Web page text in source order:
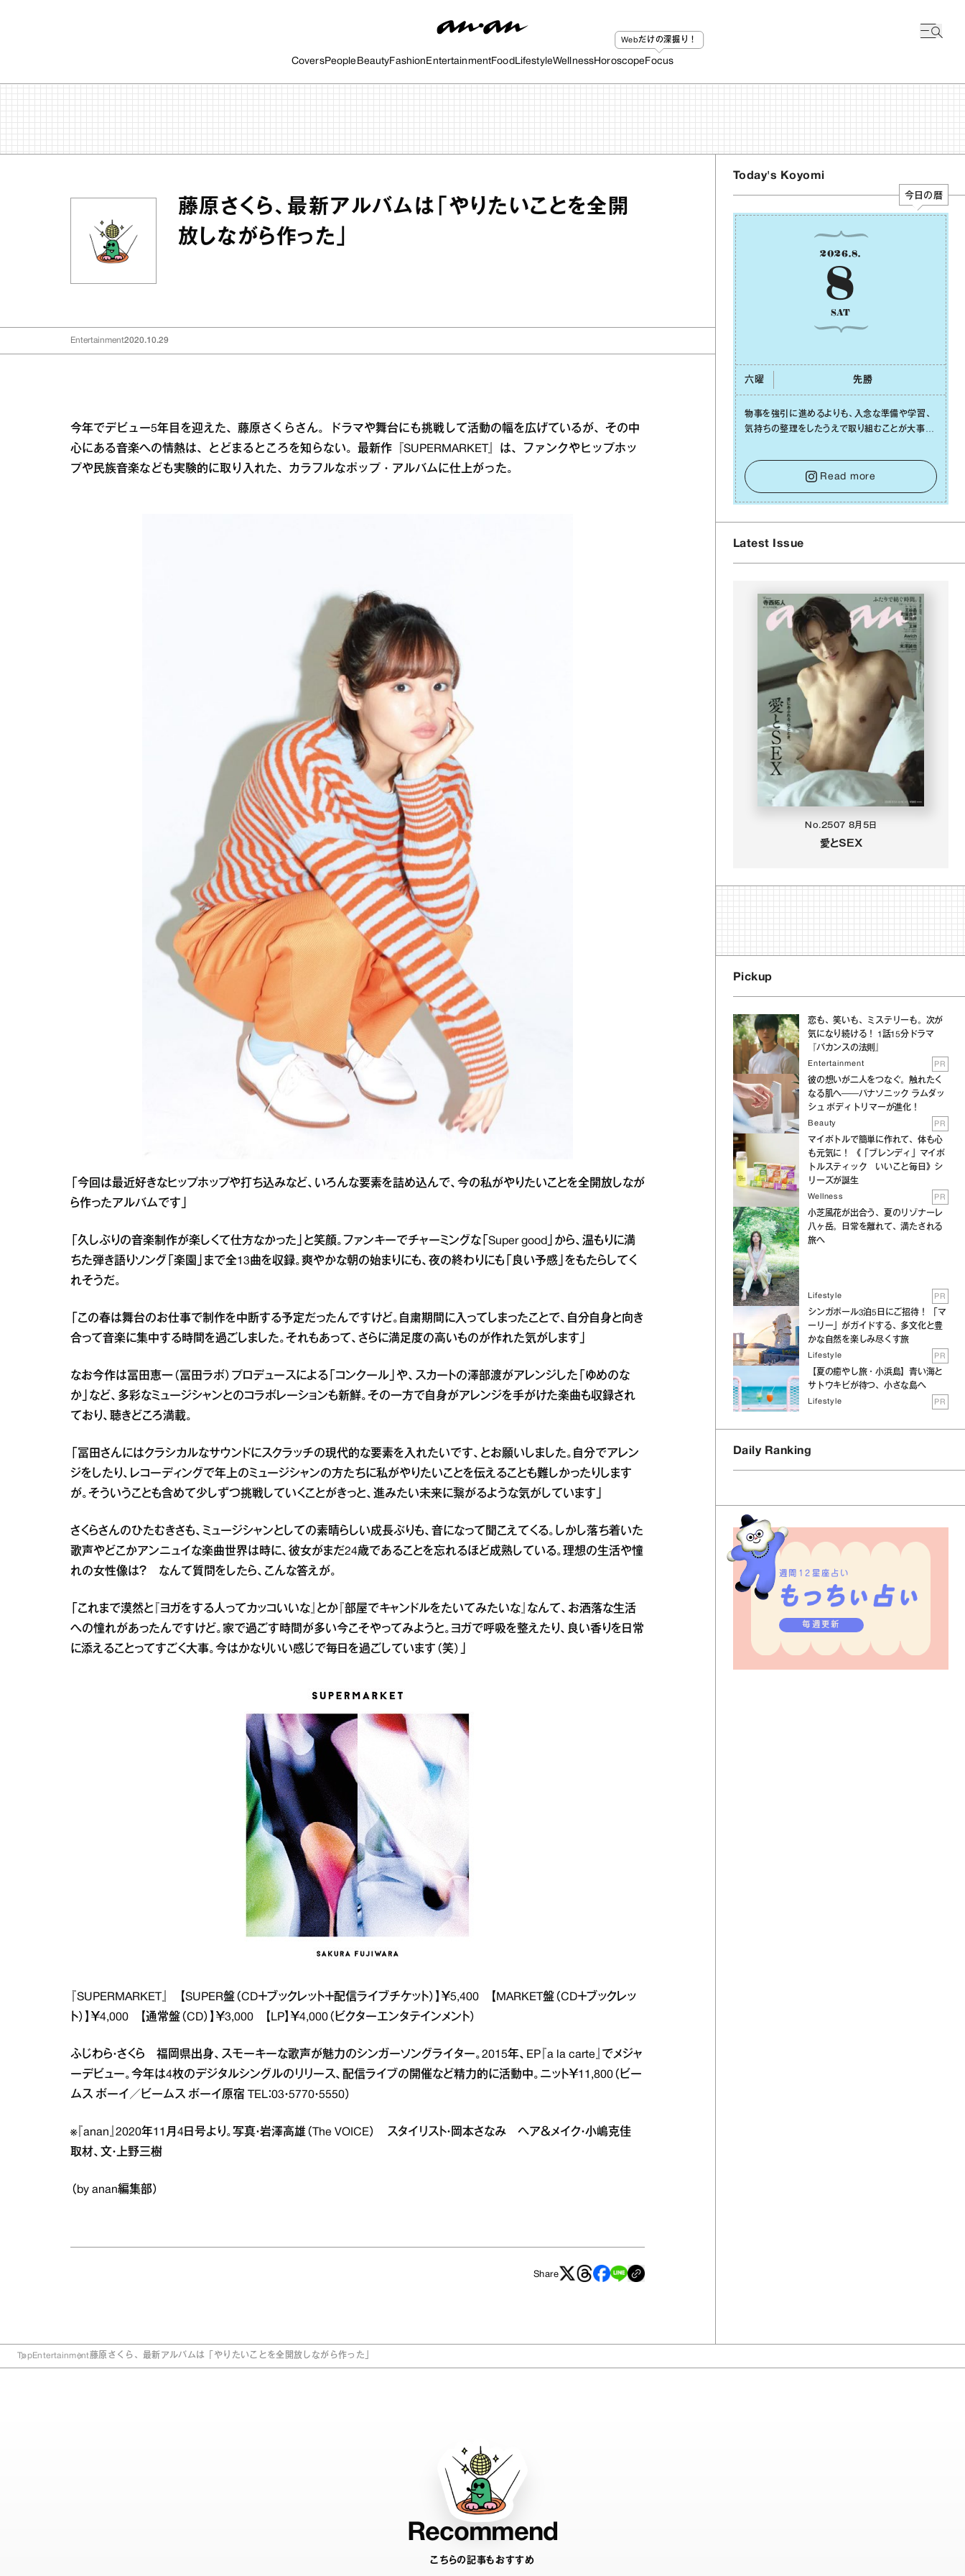
CoversPeople BeautyFashion EntertainmentFood LifestyleWellnessHoroscope
Webだけの深掘り！
Focus
藤原さくら、最新アルバムは「やりたいことを全開
放しながら作った」
Entertainment2020.10.29
今年でデビュー5年目を迎えた、藤原さくらさん。ドラマや舞台にも挑戦して活動の幅を広げているが、その中
心にある音楽への情熱は、とどまるところを知らない。最新作『SUPERMARKET』は、ファンクやヒップホッ
プや民族音楽なども実験的に取り入れた、カラフルなポップ・アルバムに仕上がった。
「今回は最近好きなヒップホップや打ち込みなど、いろんな要素を詰め込んで、今の私がやりたいことを全開放しなが
ら作ったアルバムです」
「久しぶりの音楽制作が楽しくて仕方なかった」と笑顔。ファンキーでチャーミングな「Super good」から、温もりに満
ちた弾き語りソング「楽園」まで全13曲を収録。爽やかな朝の始まりにも、夜の終わりにも「良い予感」をもたらしてく
れそうだ。
「この春は舞台のお仕事で制作を中断する予定だったんですけど。自粛期間に入ってしまったことで、自分自身と向き
合って音楽に集中する時間を過ごしました。それもあって、さらに満足度の高いものが作れた気がします」
なお今作は冨田恵一（冨田ラボ）プロデュースによる「コンクール」や、スカートの澤部渡がアレンジした「ゆめのな
か」など、多彩なミュージシャンとのコラボレーションも新鮮。その一方で自身がアレンジを手がけた楽曲も収録され
ており、聴きどころ満載。
「冨田さんにはクラシカルなサウンドにスクラッチの現代的な要素を入れたいです、とお願いしました。自分でアレン
ジをしたり、レコーディングで年上のミュージシャンの方たちに私がやりたいことを伝えることも難しかったりします
が。そういうことも含めて少しずつ挑戦していくことがきっと、進みたい未来に繋がるような気がしています」
さくらさんのひたむきさも、ミュージシャンとしての素晴らしい成長ぶりも、音になって聞こえてくる。しかし落ち着いた
歌声やどこかアンニュイな楽曲世界は時に、彼女がまだ24歳であることを忘れるほど成熟している。理想の生活や憧
れの女性像は？ なんて質問をしたら、こんな答えが。
「これまで漠然と『ヨガをする人ってカッコいいな』とか『部屋でキャンドルをたいてみたいな』なんて、お洒落な生活
への憧れがあったんですけど。家で過ごす時間が多い今こそやってみようと。ヨガで呼吸を整えたり、良い香りを日常
に添えることってすごく大事。今はかなりいい感じで毎日を過ごしています（笑）」
『SUPERMARKET』 【SUPER盤（CD＋ブックレット＋配信ライブチケット）】￥5,400 【MARKET盤（CD＋ブックレッ
ト）】￥4,000 【通常盤（CD）】￥3,000 【LP】￥4,000（ビクターエンタテインメント）
ふじわら・さくら 福岡県出身、スモーキーな歌声が魅力のシンガーソングライター。2015年、EP『a la carte』でメジャ
ーデビュー。今年は4枚のデジタルシングルのリリース、配信ライブの開催など精力的に活動中。ニット￥11,800（ビー
ムス ボーイ／ビームス ボーイ原宿 TEL：03・5770・5550）
※『anan』2020年11月4日号より。写真・岩澤高雄（The VOICE） スタイリスト・岡本さなみ ヘア＆メイク・小嶋克佳
取材、文・上野三樹
（by anan編集部）
Share
Today's Koyomi
今日の暦
2026.8.
8
SAT
六曜 先勝
物事を強引に進めるよりも、⼊念な準備や学習、
気持ちの整理をしたうえで取り組むことが⼤事な
も焦らないで。意思を伝える⼯夫をしたり、あなた
⾃⾝や疲れていそうな⼈をいたわることに時間を
使いましょう。ここでしっかりとエネルギーを蓄
え、困難を乗り越える⼒に変えましょう。
Read more
Latest Issue
No.2507 8月5日
愛とSEX
Pickup
恋も、笑いも、ミステリーも。次が
気になり続ける！ 1話15分ドラマ
『バカンスの法則』
Entertainment PR
彼の想いが二人をつなぐ。触れたく
なる肌へ──パナソニック ラムダッ
シュ ボディトリマーが進化！
Beauty PR
マイボトルで簡単に作れて、体も心
も元気に！ 《「ブレンディ」マイボ
トルスティック いいこと毎日》シ
リーズが誕生
Wellness PR
小芝風花が出合う、夏のリゾナーレ
八ヶ岳。日常を離れて、満たされる
旅へ
Lifestyle PR
シンガポール3泊5日にご招待！ 「マ
ーリー」がガイドする、多文化と豊
かな自然を楽しみ尽くす旅
Lifestyle PR
【夏の癒やし旅・小浜島】青い海と
サトウキビが待つ、小さな島へ
Lifestyle PR
Daily Ranking
週間12星座占い
毎週更新
TopEntertainment藤原さくら、最新アルバムは「やりたいことを全開放しながら作った」
Recommend
こちらの記事もおすすめ